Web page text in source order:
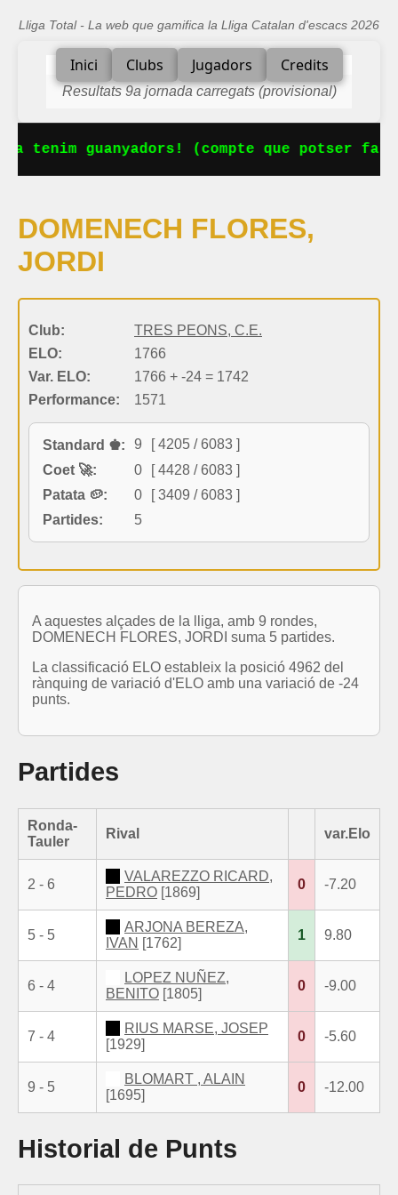
Lliga Total - La web que gamifica la Lliga Catalan d'escacs 2026
Inici Clubs Jugadors Credits
Resultats 9a jornada carregats (provisional)
tenim guanyadors! (compte que potser
DOMENECH FLORES,
JORDI
Club:
TRES PEONS, C.E.
ELO:
1766
Var. ELO:
1766 + -24 = 1742
Performance:
1571
Standard ♚: 9
[ 4205 / 6083 ]
Coet 🚀:
0
[ 4428 / 6083 ]
Patata 🥔:
0
[ 3409 / 6083 ]
Partides:
5
A aquestes alçades de la lliga, amb 9 rondes,
DOMENECH FLORES, JORDI suma 5 partides.
La classificació ELO estableix la posició 4962 del
rànquing de variació d'ELO amb una variació de -24
punts.
Partides
Ronda-
Tauler
Rival var.Elo
2 - 6
VALAREZZO RICARD,
PEDRO [1869]
0 -7.20
5 - 5
ARJONA BEREZA,
IVAN [1762]
1 9.80
6 - 4
LOPEZ NUÑEZ,
BENITO [1805]
0 -9.00
7 - 4
RIUS MARSE, JOSEP
[1929]
0 -5.60
9 - 5
BLOMART , ALAIN
[1695]
0 -12.00
Historial de Punts